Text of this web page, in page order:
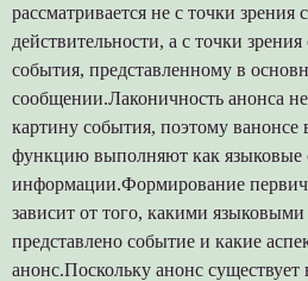
рассматривается не с точки зрения
действительности, а с точки зрения
события, представленному в
сообщении.Лаконичность анонса
картину события, поэтому
функцию выполняют как языковые
информации.Формирование
зависит от того, какими
представлено событие и какие
анонс.Поскольку анонс существует